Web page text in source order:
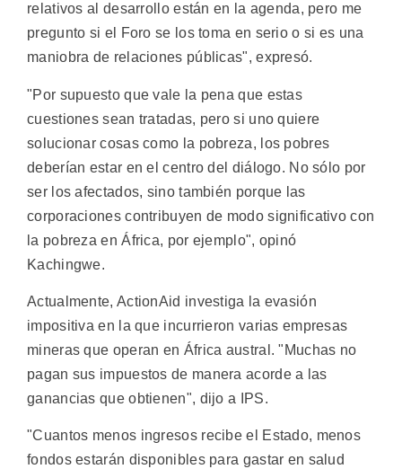
relativos al desarrollo están en la agenda, pero me
pregunto si el Foro se los toma en serio o si es una
maniobra de relaciones públicas", expresó.
"Por supuesto que vale la pena que estas
cuestiones sean tratadas, pero si uno quiere
solucionar cosas como la pobreza, los pobres
deberían estar en el centro del diálogo. No sólo por
ser los afectados, sino también porque las
corporaciones contribuyen de modo significativo con
la pobreza en África, por ejemplo", opinó
Kachingwe.
Actualmente, ActionAid investiga la evasión
impositiva en la que incurrieron varias empresas
mineras que operan en África austral. "Muchas no
pagan sus impuestos de manera acorde a las
ganancias que obtienen", dijo a IPS.
"Cuantos menos ingresos recibe el Estado, menos
fondos estarán disponibles para gastar en salud